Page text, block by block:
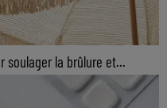
soulager la brûlure et...